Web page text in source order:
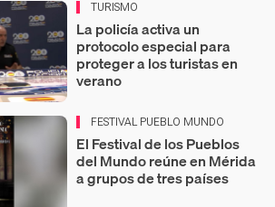
TURISMO
La policía activa un
protocolo especial para
proteger a los turistas en
verano
FESTIVAL PUEBLO MUNDO
El Festival de los Pueblos
del Mundo reúne en Mérida
a grupos de tres países